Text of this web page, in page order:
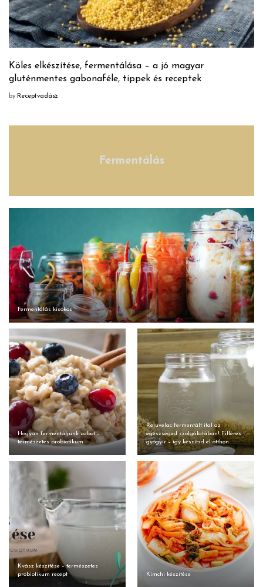
Köles elkészítése, fermentálása – a jó magyar
gluténmentes gabonaféle, tippek és receptek
by Receptvadász
Fermentálás
Fermentálás kisokos
Hogyan fermentáljunk zabot –
természetes probiotikum
Rejuvelac fermentált ital az
egészséged szolgálatában! Filléres
gyógyír – így készítsd el otthon
Kvász készítése – természetes
probiotikum recept
Kimchi készítése